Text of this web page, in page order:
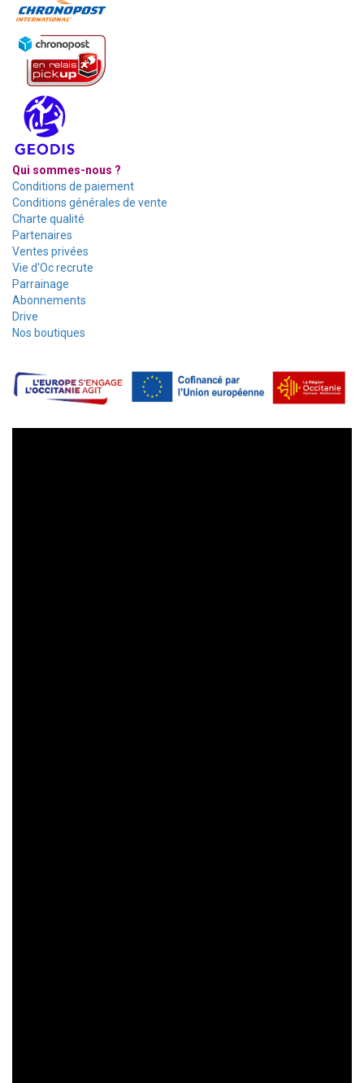
Qui sommes-nous ?
Conditions de paiement
Conditions générales de vente
Charte qualité
Partenaires
Ventes privées
Vie d'Oc recrute
Parrainage
Abonnements
Drive
Nos boutiques